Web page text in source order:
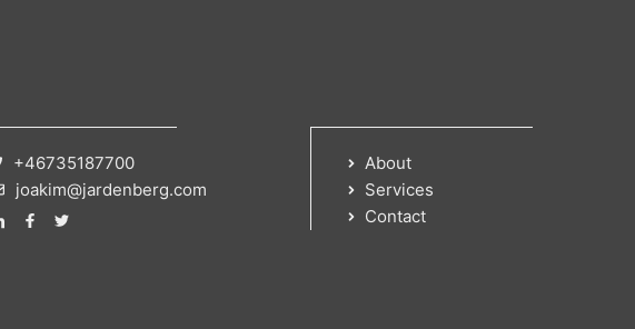
+46735187700
joakim@jardenberg.com
About
Services
Contact